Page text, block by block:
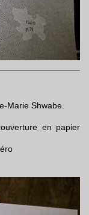
Marie Shwabe.
en papier